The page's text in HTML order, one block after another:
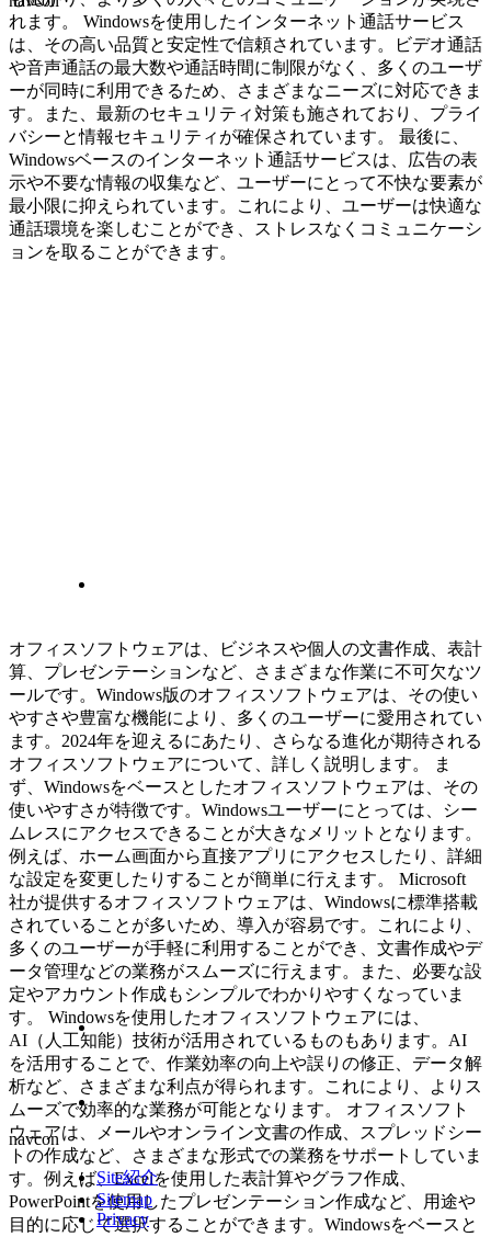
れます。 Windowsを使用したインターネット通話サービス
は、その高い品質と安定性で信頼されています。ビデオ通話
や音声通話の最大数や通話時間に制限がなく、多くのユーザ
ーが同時に利用できるため、さまざまなニーズに対応できま
す。また、最新のセキュリティ対策も施されており、プライ
バシーと情報セキュリティが確保されています。 最後に、
Windowsベースのインターネット通話サービスは、広告の表
示や不要な情報の収集など、ユーザーにとって不快な要素が
最小限に抑えられています。これにより、ユーザーは快適な
通話環境を楽しむことができ、ストレスなくコミュニケーシ
ョンを取ることができます。
オフィスソフトウェアは、ビジネスや個人の文書作成、表計
算、プレゼンテーションなど、さまざまな作業に不可欠なツ
ールです。Windows版のオフィスソフトウェアは、その使い
やすさや豊富な機能により、多くのユーザーに愛用されてい
ます。2024年を迎えるにあたり、さらなる進化が期待される
オフィスソフトウェアについて、詳しく説明します。 ま
ず、Windowsをベースとしたオフィスソフトウェアは、その
使いやすさが特徴です。Windowsユーザーにとっては、シー
ムレスにアクセスできることが大きなメリットとなります。
例えば、ホーム画面から直接アプリにアクセスしたり、詳細
な設定を変更したりすることが簡単に行えます。 Microsoft
社が提供するオフィスソフトウェアは、Windowsに標準搭載
されていることが多いため、導入が容易です。これにより、
多くのユーザーが手軽に利用することができ、文書作成やデ
ータ管理などの業務がスムーズに行えます。また、必要な設
定やアカウント作成もシンプルでわかりやすくなっていま
す。 Windowsを使用したオフィスソフトウェアには、
AI（人工知能）技術が活用されているものもあります。AI
を活用することで、作業効率の向上や誤りの修正、データ解
析など、さまざまな利点が得られます。これにより、よりス
ムーズで効率的な業務が可能となります。 オフィスソフト
ウェアは、メールやオンライン文書の作成、スプレッドシー
トの作成など、さまざまな形式での業務をサポートしていま
す。例えば、Excelを使用した表計算やグラフ作成、
PowerPointを使用したプレゼンテーション作成など、用途や
目的に応じて選択することができます。Windowsをベースと
navcon
Site紹介
Sitemap
Privacy